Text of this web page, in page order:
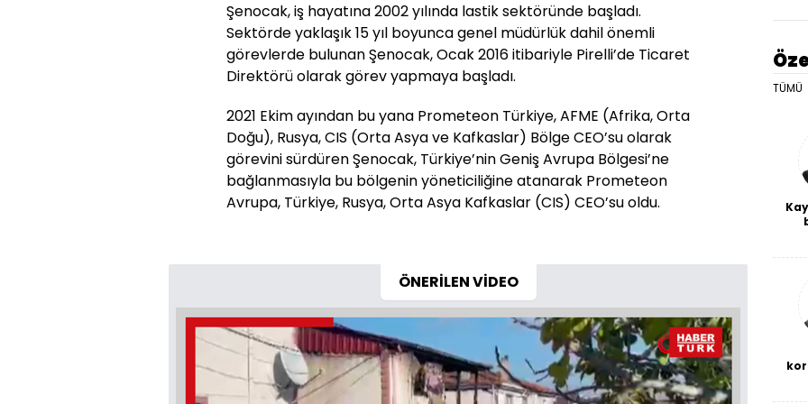
Şenocak, iş hayatına 2002 yılında lastik sektöründe başladı.
Sektörde yaklaşık 15 yıl boyunca genel müdürlük dahil önemli
görevlerde bulunan Şenocak, Ocak 2016 itibariyle Pirelli’de Ticaret
Direktörü olarak görev yapmaya başladı.
2021 Ekim ayından bu yana Prometeon Türkiye, AFME (Afrika, Orta
Doğu), Rusya, CIS (Orta Asya ve Kafkaslar) Bölge CEO’su olarak
görevini sürdüren Şenocak, Türkiye’nin Geniş Avrupa Bölgesi’ne
bağlanmasıyla bu bölgenin yöneticiliğine atanarak Prometeon
Avrupa, Türkiye, Rusya, Orta Asya Kafkaslar (CIS) CEO’su oldu.
ÖNERİLEN VİDEO
TÜMÜ